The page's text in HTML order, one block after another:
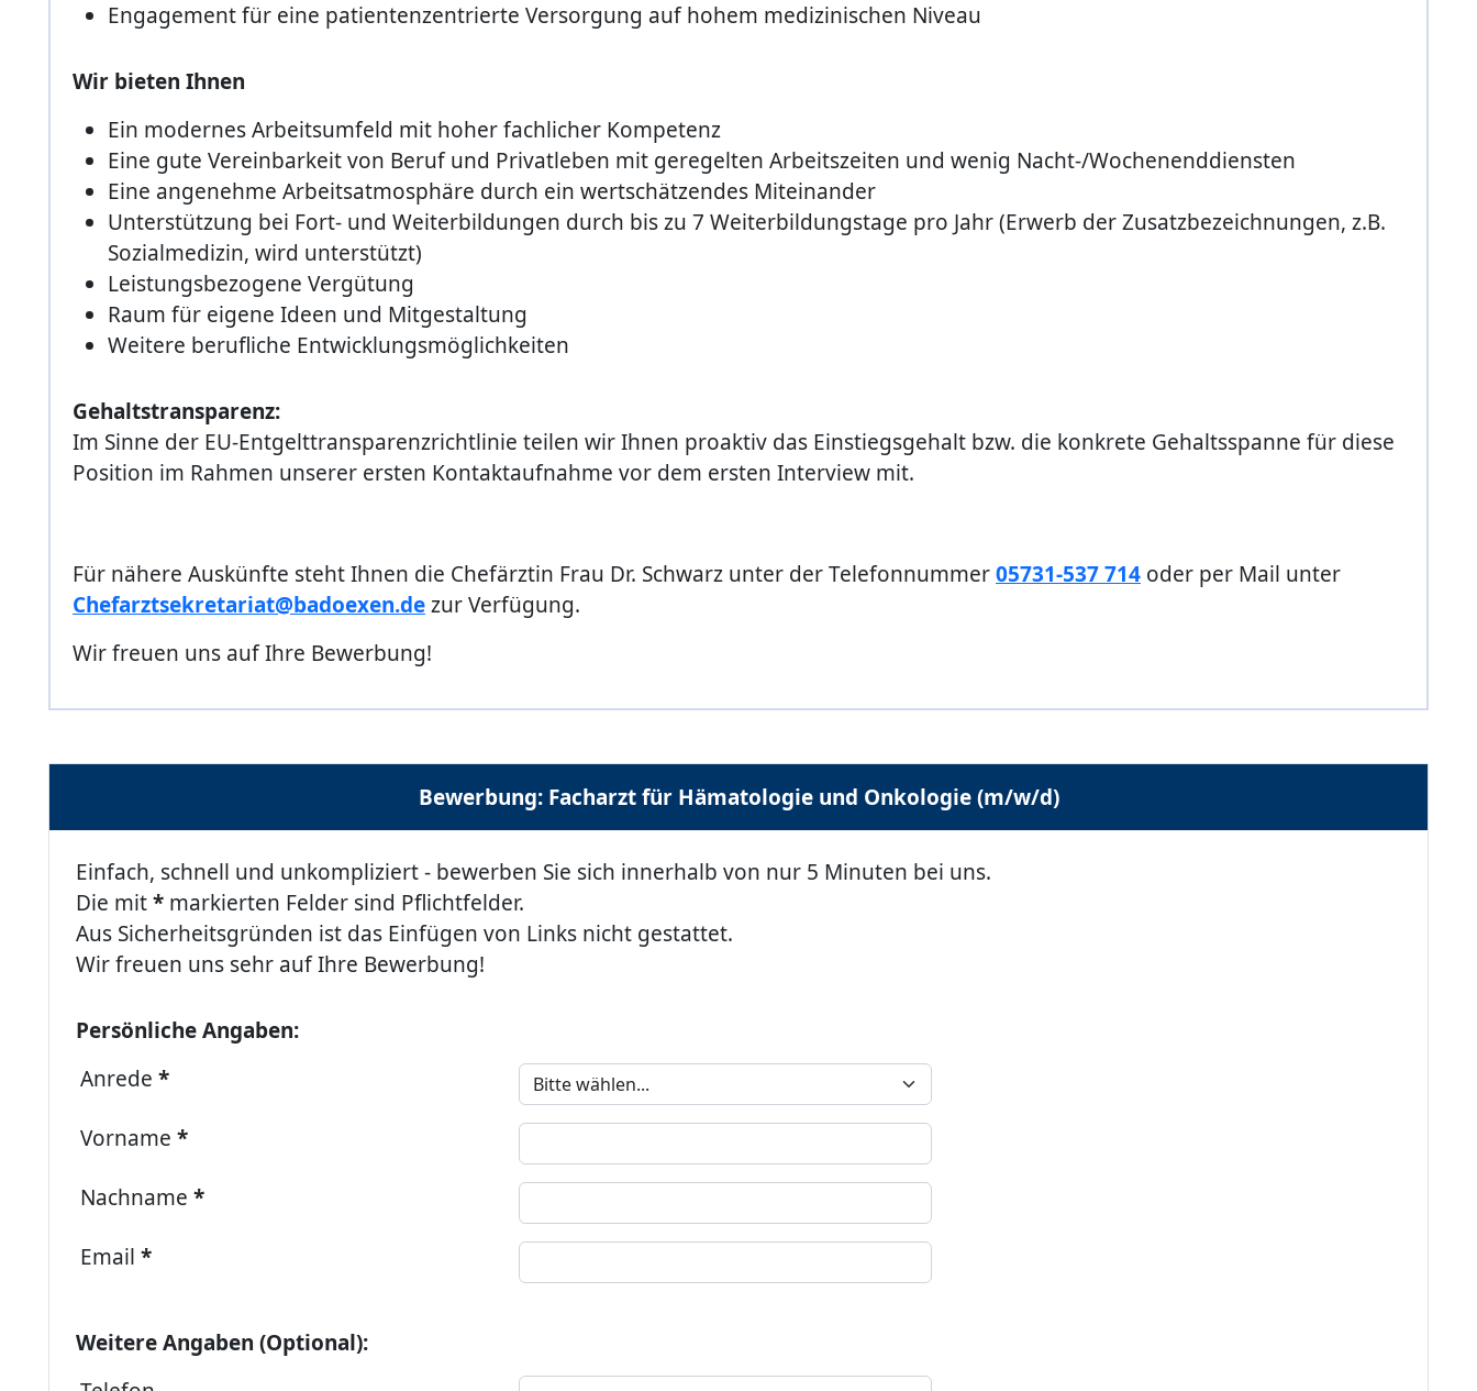
Engagement für eine patientenzentrierte Versorgung auf hohem medizinischen Niveau
Wir bieten Ihnen
Ein modernes Arbeitsumfeld mit hoher fachlicher Kompetenz
Eine gute Vereinbarkeit von Beruf und Privatleben mit geregelten Arbeitszeiten und wenig Nacht-/Wochenenddiensten
Eine angenehme Arbeitsatmosphäre durch ein wertschätzendes Miteinander
Unterstützung bei Fort- und Weiterbildungen durch bis zu 7 Weiterbildungstage pro Jahr (Erwerb der Zusatzbezeichnungen, z.B.
Sozialmedizin, wird unterstützt)
Leistungsbezogene Vergütung
Raum für eigene Ideen und Mitgestaltung
Weitere berufliche Entwicklungsmöglichkeiten
Gehaltstransparenz:
Im Sinne der EU-Entgelttransparenzrichtlinie teilen wir Ihnen proaktiv das Einstiegsgehalt bzw. die konkrete Gehaltsspanne für diese
Position im Rahmen unserer ersten Kontaktaufnahme vor dem ersten Interview mit.
Für nähere Auskünfte steht Ihnen die Chefärztin Frau Dr. Schwarz unter der Telefonnummer05731-537 714 oder per Mail unter
Chefarztsekretariat@badoexen.dezur Verfügung.
Wir freuen uns auf Ihre Bewerbung!
Bewerbung: Facharzt für Hämatologie und Onkologie (m/w/d)
Einfach, schnell und unkompliziert - bewerben Sie sich innerhalb von nur 5 Minuten bei uns.
Die mit* markierten Felder sind Pflichtfelder.
Aus Sicherheitsgründen ist das Einfügen von Links nicht gestattet.
Wir freuen uns sehr auf Ihre Bewerbung!
Persönliche Angaben:
Anrede *
Vorname *
Nachname *
Email *
Weitere Angaben (Optional):